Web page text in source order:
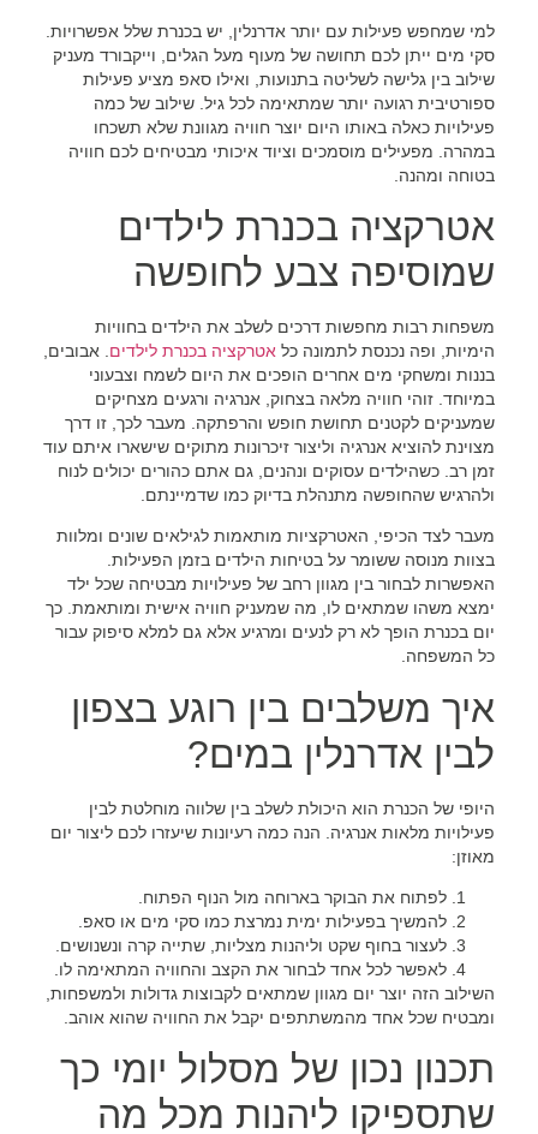
למי שמחפש פעילות עם יותר אדרנלין, יש בכנרת שלל אפשרויות.
סקי מים ייתן לכם תחושה של מעוף מעל הגלים, וייקבורד מעניק
שילוב בין גלישה לשליטה בתנועות, ואילו סאפ מציע פעילות
ספורטיבית רגועה יותר שמתאימה לכל גיל. שילוב של כמה
פעילויות כאלה באותו היום יוצר חוויה מגוונת שלא תשכחו
במהרה. מפעילים מוסמכים וציוד איכותי מבטיחים לכם חוויה
בטוחה ומהנה.
אטרקציה בכנרת לילדים
שמוסיפה צבע לחופשה
משפחות רבות מחפשות דרכים לשלב את הילדים בחוויות
הימיות, ופה נכנסת לתמונה כל אטרקציה בכנרת לילדים . אבובים,
בננות ומשחקי מים אחרים הופכים את היום לשמח וצבעוני
במיוחד. זוהי חוויה מלאה בצחוק, אנרגיה ורגעים מצחיקים
שמעניקים לקטנים תחושת חופש והרפתקה. מעבר לכך, זו דרך
מצוינת להוציא אנרגיה וליצור זיכרונות מתוקים שישארו איתם עוד
זמן רב. כשהילדים עסוקים ונהנים, גם אתם כהורים יכולים לנוח
ולהרגיש שהחופשה מתנהלת בדיוק כמו שדמיינתם.
מעבר לצד הכיפי, האטרקציות מותאמות לגילאים שונים ומלוות
בצוות מנוסה ששומר על בטיחות הילדים בזמן הפעילות.
האפשרות לבחור בין מגוון רחב של פעילויות מבטיחה שכל ילד
ימצא משהו שמתאים לו, מה שמעניק חוויה אישית ומותאמת. כך
יום בכנרת הופך לא רק לנעים ומרגיע אלא גם למלא סיפוק עבור
כל המשפחה.
איך משלבים בין רוגע בצפון
לבין אדרנלין במים?
היופי של הכנרת הוא היכולת לשלב בין שלווה מוחלטת לבין
פעילויות מלאות אנרגיה. הנה כמה רעיונות שיעזרו לכם ליצור יום
מאוזן:
לפתוח את הבוקר בארוחה מול הנוף הפתוח.
להמשיך בפעילות ימית נמרצת כמו סקי מים או סאפ.
לעצור בחוף שקט וליהנות מצליות, שתייה קרה ונשנושים.
לאפשר לכל אחד לבחור את הקצב והחוויה המתאימה לו.
השילוב הזה יוצר יום מגוון שמתאים לקבוצות גדולות ולמשפחות,
ומבטיח שכל אחד מהמשתתפים יקבל את החוויה שהוא אוהב.
תכנון נכון של מסלול יומי כך
שתספיקו ליהנות מכל מה